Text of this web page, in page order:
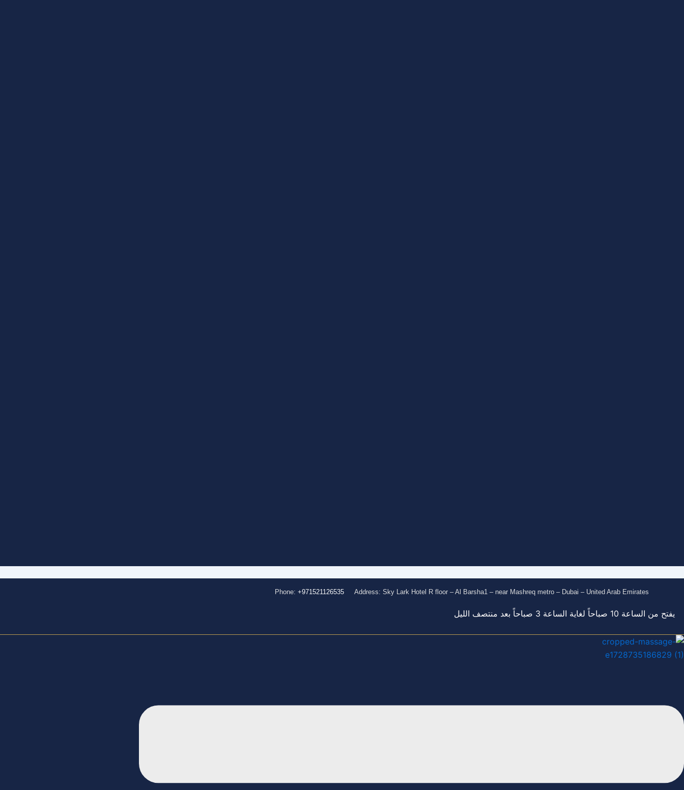
Phone: +971521126535Address: Sky Lark Hotel R floor – Al Barsha1 – near Mashreq metro – Dubai – United Arab Emirates
يفتح من الساعة 10 صباحاً لغاية الساعة 3 صباحاً بعد منتصف الليل